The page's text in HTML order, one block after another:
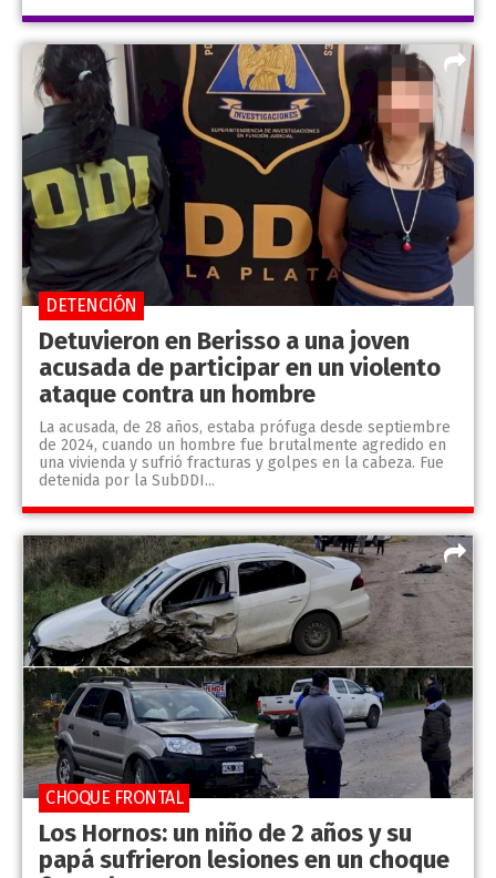
Detuvieron en Berisso a una joven
acusada de participar en un violento
ataque contra un hombre
La acusada, de 28 años, estaba prófuga desde septiembre
de 2024, cuando un hombre fue brutalmente agredido en
una vivienda y sufrió fracturas y golpes en la cabeza. Fue
detenida por la SubDDI...
DETENCIÓN
Los Hornos: un niño de 2 años y su
papá sufrieron lesiones en un choque
CHOQUE FRONTAL